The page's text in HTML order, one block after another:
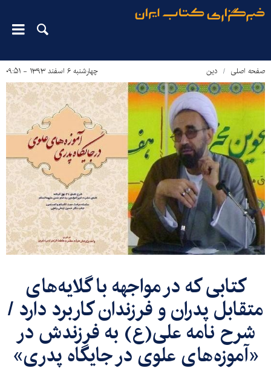
صفحه اصلی دین‌ چهارشنبه ۶ اسفند ۱۳۹۳ - ۰۹:۵۱
کتابی که در مواجهه با گلایه‌های
متقابل پدران و فرزندان کاربرد دارد /
شرح نامه علی(ع) به فرزندش در
«آموزه‌های علوی در جایگاه پدری»